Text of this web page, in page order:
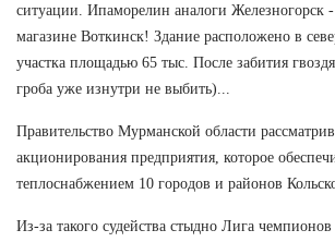
ситуации. Ипаморелин аналоги Железногорск
магазине Воткинск! Здание расположено в
участка площадью 65 тыс. После забития
гроба уже изнутри не выбить)...
Правительство Мурманской области
акционирования предприятия, которое
теплоснабжением 10 городов и районов
Из-за такого судейства стыдно Лига